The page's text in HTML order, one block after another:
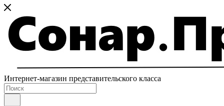
Интернет-магазин представительского класса